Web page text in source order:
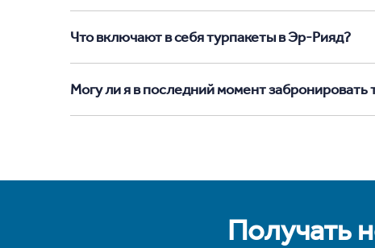
Что включают в себя турпакеты в Эр-Рияд?
Могу ли я в последний момент забронировать
Получать